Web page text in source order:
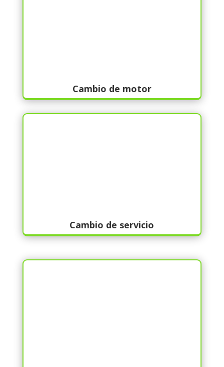
Cambio de motor
Cambio de servicio